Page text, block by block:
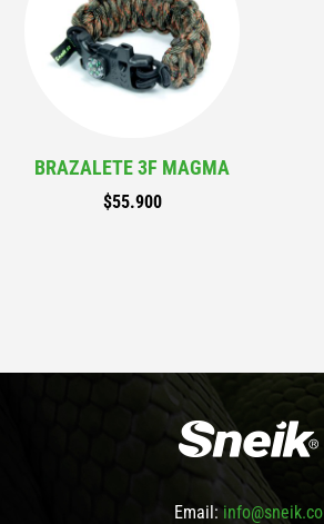
BRAZALETE 3F MAGMA
$55.900
Email: info@sneik.co